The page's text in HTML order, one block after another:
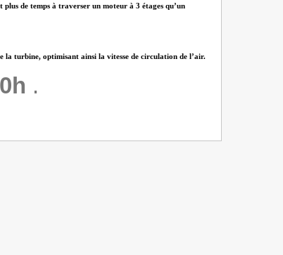
de temps à traverser un moteur à 3 étages qu’un
la turbine, optimisant ainsi la vitesse de circulation de l’air.
.